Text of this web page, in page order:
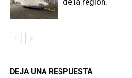
de la región.
DEJA UNA RESPUESTA